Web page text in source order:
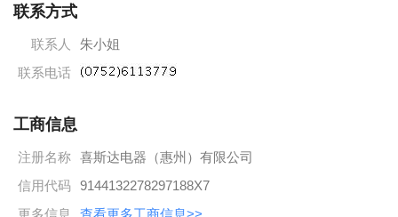
公司地址：博罗县石湾镇科技产业园
联系方式
联系人
朱小姐
联系电话
工商信息
注册名称 喜斯达电器（惠州）有限公司
信用代码 9144132278297188X7
更多信息
查看更多工商信息>>